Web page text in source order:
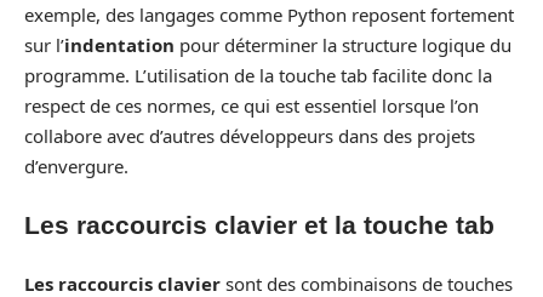
exemple, des langages comme Python reposent fortement
sur l’indentation pour déterminer la structure logique du
programme. L’utilisation de la touche tab facilite donc la
respect de ces normes, ce qui est essentiel lorsque l’on
collabore avec d’autres développeurs dans des projets
d’envergure.
Les raccourcis clavier et la touche tab
Les raccourcis clavier sont des combinaisons de touches